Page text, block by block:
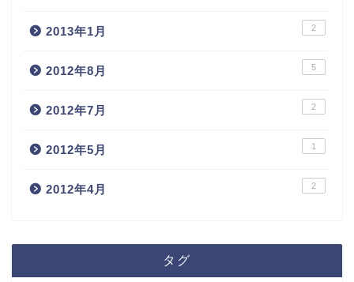
2013年1月 2
2012年8月 5
2012年7月 2
2012年5月 1
2012年4月 2
タグ